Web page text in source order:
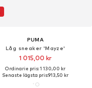
PUMA
Låg sneaker 'Mayze'
1 015,00 kr
Ordinarie pris: 1 130,00 kr
Senaste lägsta pris:913,50 kr